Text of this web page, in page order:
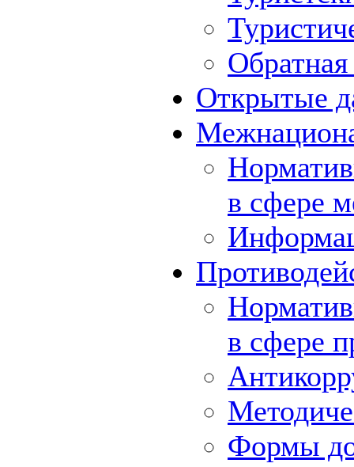
Обратная
Открытые
в сфере
в сфере
Формы